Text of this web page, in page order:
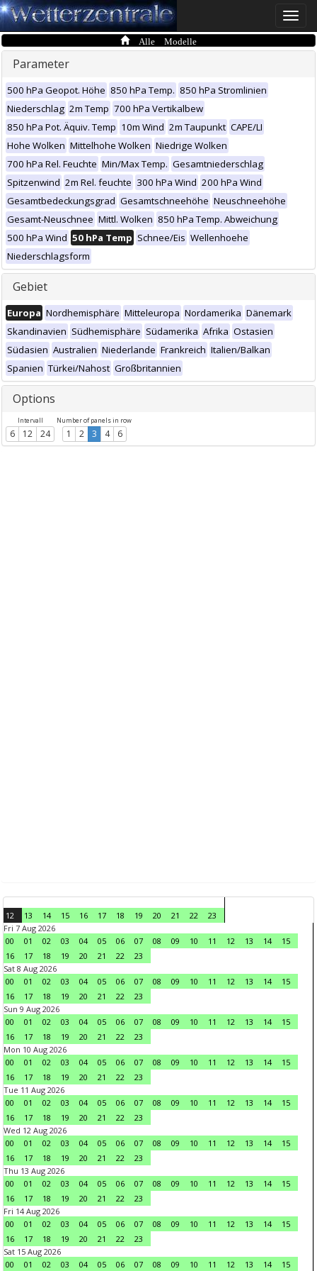
Toggle
Alle Modelle
Parameter
500 hPa Geopot. Höhe 850 hPa Temp. 850 hPa Stromlinien
Niederschlag 2m Temp 700 hPa Vertikalbew
850 hPa Pot. Äquiv. Temp 10m Wind 2m Taupunkt CAPE/LI
Hohe Wolken Mittelhohe Wolken Niedrige Wolken
700 hPa Rel. Feuchte Min/Max Temp. Gesamtniederschlag
Spitzenwind 2m Rel. feuchte 300 hPa Wind 200 hPa Wind
Gesamtbedeckungsgrad Gesamtschneehöhe Neuschneehöhe
Gesamt-Neuschnee Mittl. Wolken 850 hPa Temp. Abweichung
500 hPa Wind 50 hPa Temp Schnee/Eis Wellenhoehe
Niederschlagsform
Gebiet
Europa Nordhemisphäre Mitteleuropa Nordamerika Dänemark
Skandinavien Südhemisphäre Südamerika Afrika Ostasien
Südasien Australien Niederlande Frankreich Italien/Balkan
Spanien Türkei/Nahost Großbritannien
Options
Intervall
6 12 24
Number of panels in row
1 2 3 4 6
12 13 14 15 16 17 18 19 20 21 22
23
Fri 7 Aug 2026
00
01 02 03 04 05 06 07 08 09 10 11 12 13 14
15
16
17 18 19 20 21 22
23
Sat 8 Aug 2026
00
01 02 03 04 05 06 07 08 09 10 11 12 13 14
15
16
17 18 19 20 21 22
23
Sun 9 Aug 2026
00
01 02 03 04 05 06 07 08 09 10 11 12 13 14
15
16
17 18 19 20 21 22
23
Mon 10 Aug 2026
00
01 02 03 04 05 06 07 08 09 10 11 12 13 14
15
16
17 18 19 20 21 22
23
Tue 11 Aug 2026
00
01 02 03 04 05 06 07 08 09 10 11 12 13 14
15
16
17 18 19 20 21 22
23
Wed 12 Aug 2026
00
01 02 03 04 05 06 07 08 09 10 11 12 13 14
15
16
17 18 19 20 21 22
23
Thu 13 Aug 2026
00
01 02 03 04 05 06 07 08 09 10 11 12 13 14
15
16
17 18 19 20 21 22
23
Fri 14 Aug 2026
00
01 02 03 04 05 06 07 08 09 10 11 12 13 14
15
16
17 18 19 20 21 22
23
Sat 15 Aug 2026
00
01 02 03 04 05 06 07 08 09 10 11 12 13 14 15